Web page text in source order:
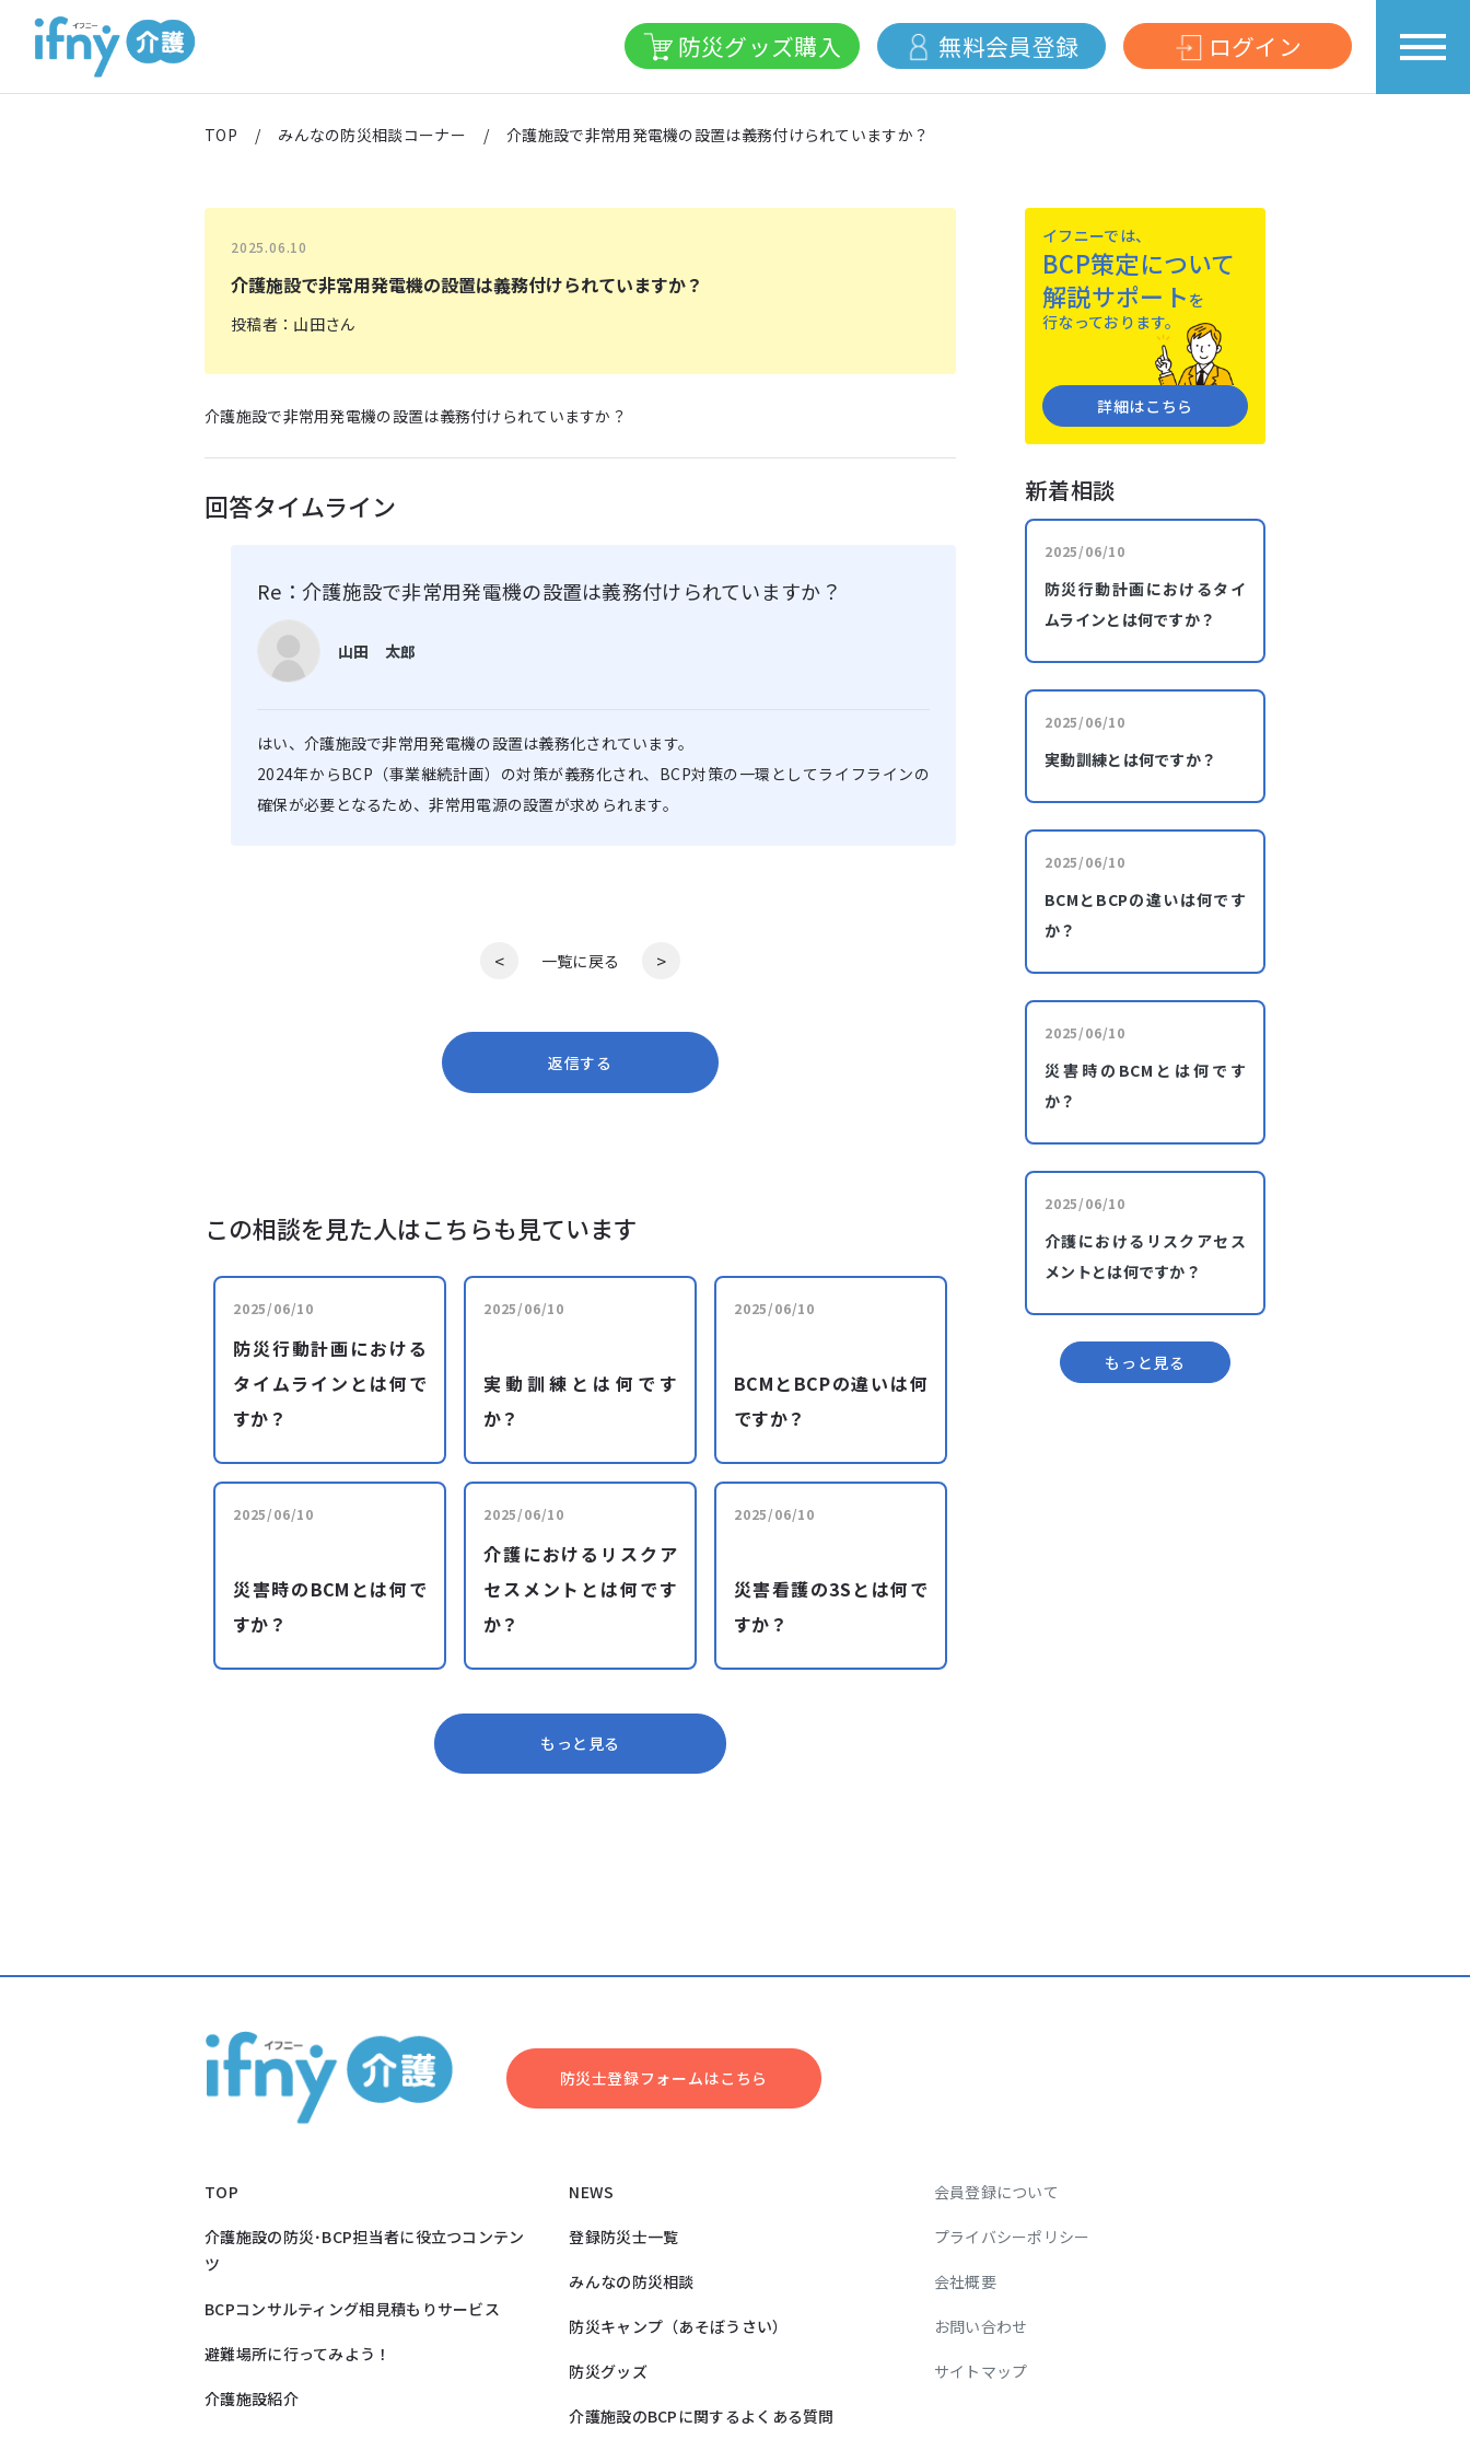
防災グッズ購入 無料会員登録 ログイン
TOP / みんなの防災相談コーナー / 介護施設で非常用発電機の設置は義務付けられていますか？
2025.06.10
介護施設で非常用発電機の設置は義務付けられていますか？
投稿者：山田さん
介護施設で非常用発電機の設置は義務付けられていますか？
回答タイムライン
Re：介護施設で非常用発電機の設置は義務付けられていますか？
山田 太郎
はい、介護施設で非常用発電機の設置は義務化されています。
2024年からBCP（事業継続計画）の対策が義務化され、BCP対策の一環としてライフラインの
確保が必要となるため、非常用電源の設置が求められます。
< 一覧に戻る >
返信する
この相談を見た人はこちらも見ています
2025/06/10
防災行動計画における
タイムラインとは何で
すか？
2025/06/10
実動訓練とは何です
か？
2025/06/10
BCMとBCPの違いは何
ですか？
2025/06/10
災害時のBCMとは何で
すか？
2025/06/10
介護におけるリスクア
セスメントとは何です
か？
2025/06/10
災害看護の3Sとは何で
すか？
もっと見る
イフニーでは、
BCP策定について
解説サポート を
⾏なっております。
詳細はこちら
新着相談
2025/06/10
防災行動計画におけるタイ
ムラインとは何ですか？
2025/06/10
実動訓練とは何ですか？
2025/06/10
BCMとBCPの違いは何です
か？
2025/06/10
災害時のBCMとは何です
か？
2025/06/10
介護におけるリスクアセス
メントとは何ですか？
もっと⾒る
防災⼠登録フォームはこちら
TOP
介護施設の防災･BCP担当者に役立つコンテン
ツ
BCPコンサルティング相見積もりサービス
避難場所に行ってみよう！
介護施設紹介
NEWS
登録防災士一覧
みんなの防災相談
防災キャンプ（あそぼうさい）
防災グッズ
介護施設のBCPに関するよくある質問
会員登録について
プライバシーポリシー
会社概要
お問い合わせ
サイトマップ